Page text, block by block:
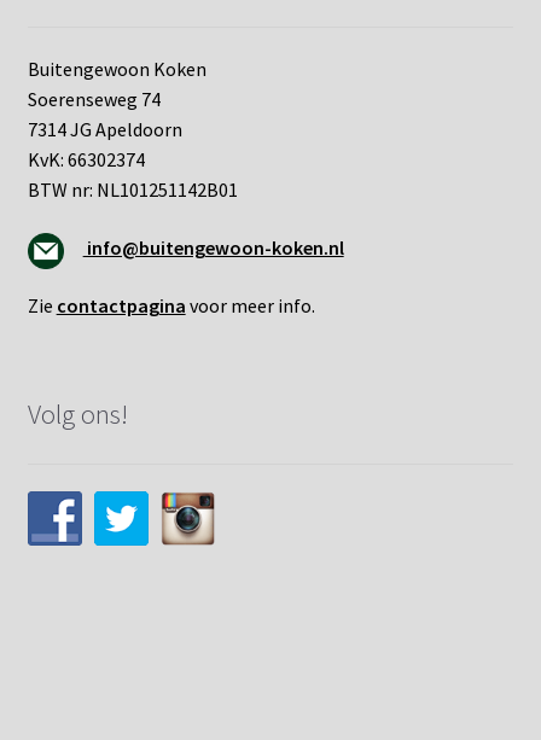
Buitengewoon Koken
Soerenseweg 74
7314 JG Apeldoorn
KvK: 66302374
BTW nr: NL101251142B01
info@buitengewoon-koken.nl
Zie contactpagina voor meer info.
Volg ons!